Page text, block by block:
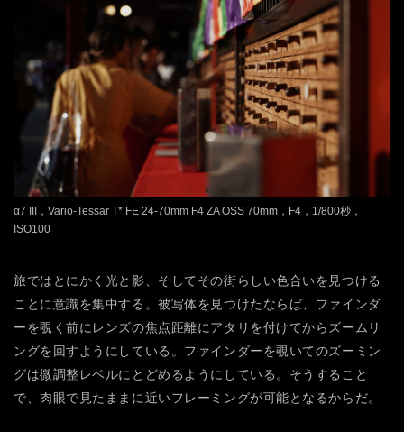
α7 III，Vario-Tessar T* FE 24-70mm F4 ZA OSS 70mm，F4，1/800秒，
ISO100
旅ではとにかく光と影、そしてその街らしい色合いを見つける
ことに意識を集中する。被写体を見つけたならば、ファインダ
ーを覗く前にレンズの焦点距離にアタリを付けてからズームリ
ングを回すようにしている。ファインダーを覗いてのズーミン
グは微調整レベルにとどめるようにしている。そうすること
で、肉眼で見たままに近いフレーミングが可能となるからだ。